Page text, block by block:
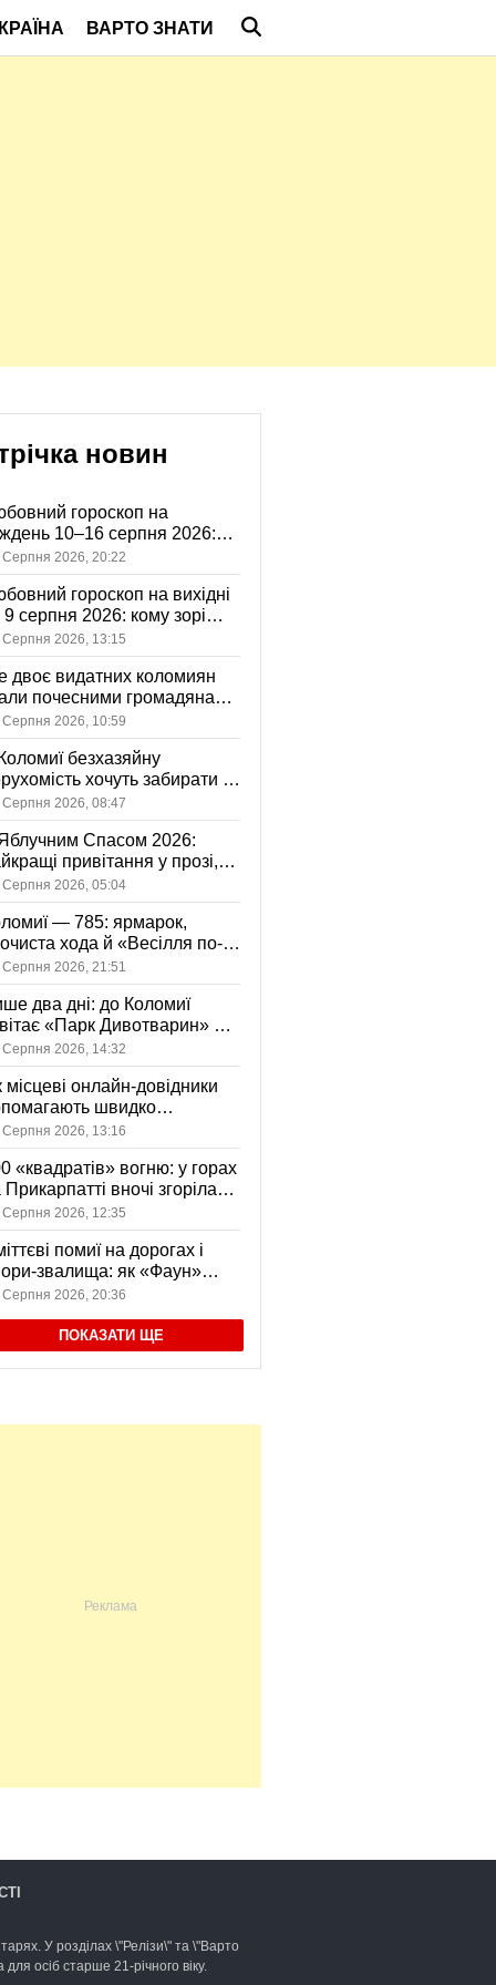
ВАРТО ЗНАТИ
новин
гороскоп на
10–16 серпня 2026:
зорі готують у стосунках
знаку
Серпня 2026, 20:22
гороскоп на вихідні
9 серпня 2026: кому зорі
ніжність, а кому —
розмову
Серпня 2026, 13:15
двоє видатних коломиян
почесними громадянами
Серпня 2026, 10:59
безхазяйну
хочуть забирати у
громади: що це
Серпня 2026, 08:47
Спасом 2026:
привітання у прозі,
та картинках
Серпня 2026, 05:04
— 785: ярмарок,
хода й «Весілля по-
— чим
День міста
Серпня 2026, 21:51
два дні: до Коломиї
«Парк Дивотварин» — і
безкоштовний
Серпня 2026, 14:32
місцеві онлайн-довідники
швидко
послуги у своєму
Серпня 2026, 13:16
«квадратів» вогню: у горах
Прикарпатті вночі згоріла
є постраждала
Серпня 2026, 12:35
помиї на дорогах і
звалища: як «Фаун»
відходи в Коломиї
Серпня 2026, 20:36
ПОКАЗАТИ ЩЕ
У розділах \"Релізи\" та \"Варто
осіб старше 21-річного віку.